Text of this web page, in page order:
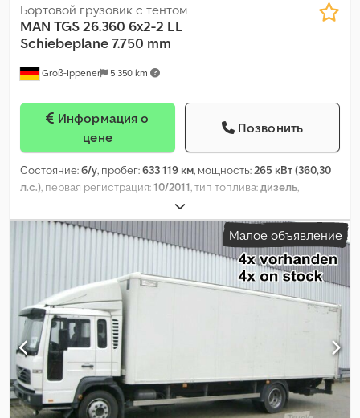
Groß-Ippener 5 350 km
Бортовой грузовик с тентом
MAN TGS 26.360 6x2-2 LL
Schiebeplane 7.750 mm
цене
Позвонить
Состояние:б/у, пробег:633 119 км, мощность:265 кВт (360,30
л.с.), первая регистрация:10/2011, тип топлива:дизель,
, максимальная грузоподъёмность:
14 870 кг, общий вес:26 000 кг, размер шины:315/80 R22,5,
конфигурация осей:6x2, колесная база: 5 100 мм , цвет:другое,
дневная кабина, тип передачи:
, класс выбросов: , подвеска:воздух
объем грузового пространства:52 м³, длина грузового отсека:
7 750 мм, ширина пространства для загрузки: 2 500 мм, высота
грузового отсека:2 700 мм
дополнительные фары, кондиционер, спойлер
Малое объявление